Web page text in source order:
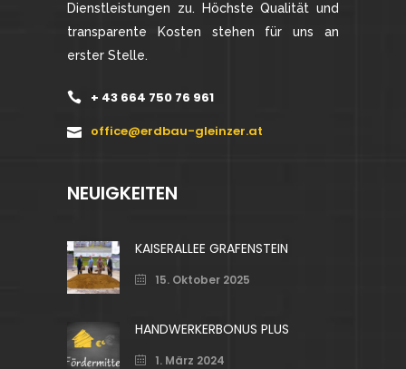
Dienstleistungen zu. Höchste Qualität und
transparente Kosten stehen für uns an
erster Stelle.
+ 43 664 750 76 961
office@erdbau-gleinzer.at
NEUIGKEITEN
KAISERALLEE GRAFENSTEIN
15. Oktober 2025
HANDWERKERBONUS PLUS
1. März 2024